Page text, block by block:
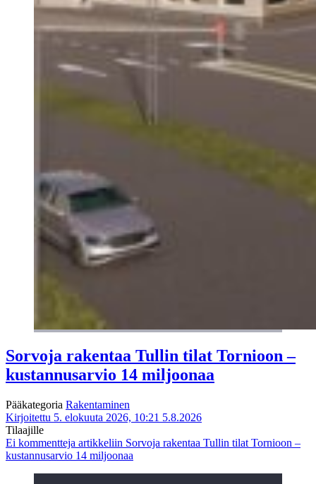
Sorvoja rakentaa Tullin tilat Tornioon –
kustannusarvio 14 miljoonaa
Pääkategoria Rakentaminen
Kirjoitettu 5. elokuuta 2026, 10:21 5.8.2026
Tilaajille
Ei kommentteja artikkeliin Sorvoja rakentaa Tullin tilat Tornioon –
kustannusarvio 14 miljoonaa